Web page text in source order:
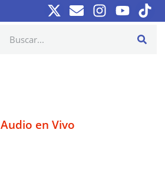
Audio en Vivo